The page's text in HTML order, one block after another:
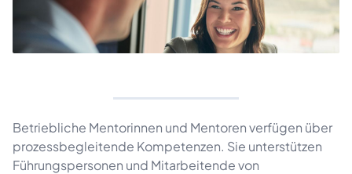
Betriebliche Mentorinnen und Mentoren verfügen über
prozessbegleitende Kompetenzen. Sie unterstützen
Führungspersonen und Mitarbeitende von